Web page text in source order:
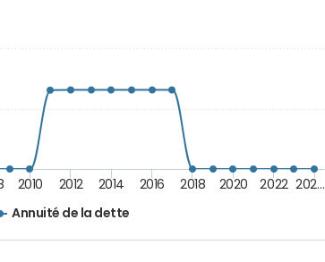
Annuité de la dette
2010 2012 2014 2016 2018 2020 2022 202…